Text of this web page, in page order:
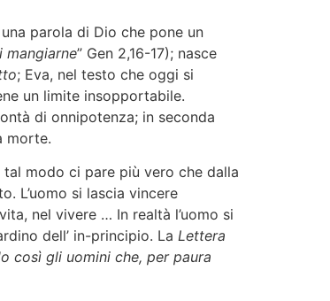
parola di Dio che pone un
mangiarne” Gen 2,16-17); nasce
; Eva, nel testo che oggi si
un limite insopportabile.
di onnipotenza; in seconda
morte.
modo ci pare più vero che dalla
L’uomo si lascia vincere
nel vivere … In realtà l’uomo si
dell’ in-principio. La Lettera
così gli uomini che, per paura